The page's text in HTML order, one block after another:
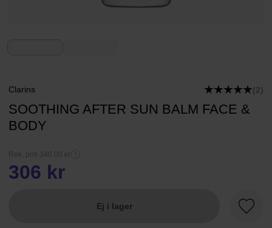
Clarins (2)
SOOTHING AFTER SUN BALM FACE &
BODY
Rek. pris 340,00 kr
306 kr
Ej i lager